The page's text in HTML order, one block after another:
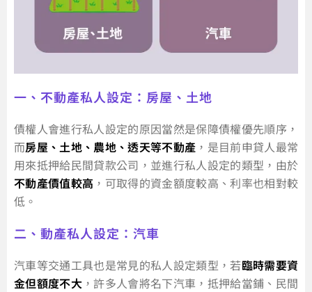
一、不動產私人設定：房屋、土地
債權人會進行私人設定的原因當然是保障債權優先順序，
而房屋、土地、農地、透天等不動產 ，是目前申貸人最常
用來抵押給民間貸款公司，並進行私人設定的類型，由於
不動產價值較高 ，可取得的資金額度較高、利率也相對較
低。
二、動產私人設定：汽車
汽車等交通工具也是常見的私人設定類型，若臨時需要資
金但額度不大 ，許多人會將名下汽車，抵押給當鋪、民間